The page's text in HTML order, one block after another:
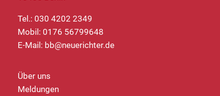
Tel.: 030 4202 2349
Mobil: 0176 56799648
E-Mail: bb@neuerichter.de
Über uns
Meldungen